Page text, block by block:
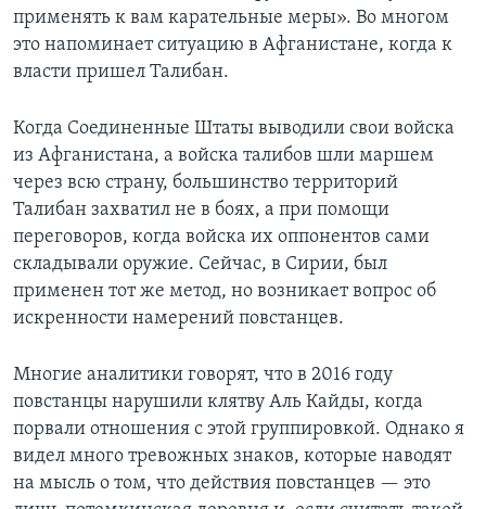
применять к вам карательные меры». Во многом
это напоминает ситуацию в Афганистане, когда к
власти пришел Талибан.
Когда Соединенные Штаты выводили свои войска
из Афганистана, а войска талибов шли маршем
через всю страну, большинство территорий
Талибан захватил не в боях, а при помощи
переговоров, когда войска их оппонентов сами
складывали оружие. Сейчас, в Сирии, был
применен тот же метод, но возникает вопрос об
искренности намерений повстанцев.
Многие аналитики говорят, что в 2016 году
повстанцы нарушили клятву Аль Кайды, когда
порвали отношения с этой группировкой. Однако я
видел много тревожных знаков, которые наводят
на мысль о том, что действия повстанцев — это